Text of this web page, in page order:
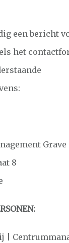
een bericht
het
Grave
8
|